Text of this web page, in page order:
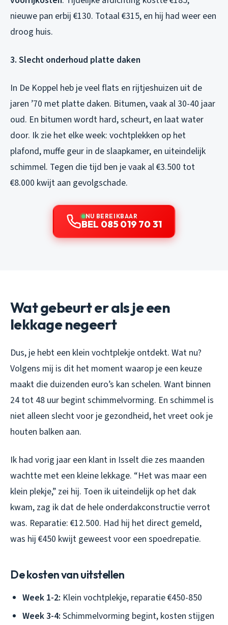
nieuwe pan erbij €130. Totaal €315, en hij had weer een
droog huis.
3. Slecht onderhoud platte daken
In De Koppel heb je veel flats en rijtjeshuizen uit de
jaren ’70 met platte daken. Bitumen, vaak al 30-40 jaar
oud. En bitumen wordt hard, scheurt, en laat water
door. Ik zie het elke week: vochtplekken op het
plafond, muffe geur in de slaapkamer, en uiteindelijk
schimmel. Tegen die tijd ben je vaak al €3.500 tot
€8.000 kwijt aan gevolgschade.
NU BEREIKBAAR
BEL 085 019 70 31
Wat gebeurt er als je een
lekkage negeert
Dus, je hebt een klein vochtplekje ontdekt. Wat nu?
Volgens mij is dit het moment waarop je een keuze
maakt die duizenden euro’s kan schelen. Want binnen
24 tot 48 uur begint schimmelvorming. En schimmel is
niet alleen slecht voor je gezondheid, het vreet ook je
houten balken aan.
Ik had vorig jaar een klant in Isselt die zes maanden
wachtte met een kleine lekkage. “Het was maar een
klein plekje,” zei hij. Toen ik uiteindelijk op het dak
kwam, zag ik dat de hele onderdakconstructie verrot
was. Reparatie: €12.500. Had hij het direct gemeld,
was hij €450 kwijt geweest voor een spoedrepatie.
De kosten van uitstellen
Week 1-2: Klein vochtplekje, reparatie €450-850
Week 3-4: Schimmelvorming begint, kosten stijgen